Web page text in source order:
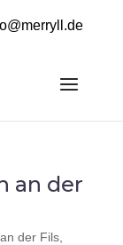
an der
der Fils,